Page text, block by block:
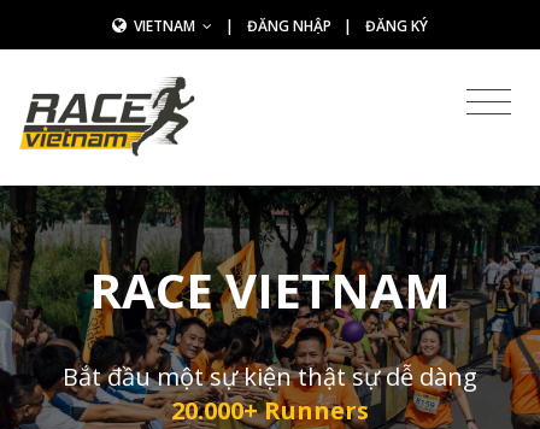
VIETNAM | ĐĂNG NHẬP | ĐĂNG KÝ
RACE VIETNAM
Bắt đầu một sự kiện thật sự dễ dàng
20.000+ Runners